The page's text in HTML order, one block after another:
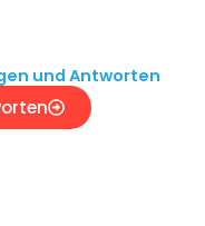
und Antworten